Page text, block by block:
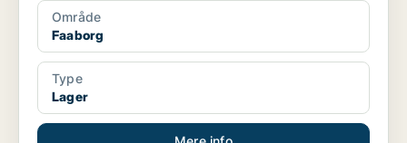
Område
Faaborg
Type
Lager